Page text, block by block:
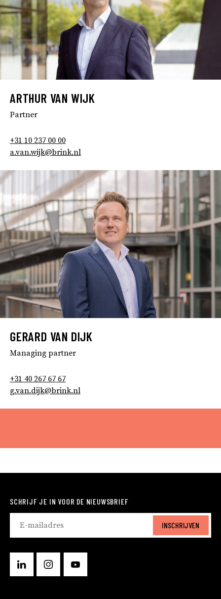
ARTHUR VAN WIJK
Partner
+31 10 237 00 00
a.van.wijk@brink.nl
GERARD VAN DIJK
Managing partner
+31 40 267 67 67
g.van.dijk@brink.nl
SCHRIJF JE IN VOOR DE NIEUWSBRIEF
INSCHRIJVEN